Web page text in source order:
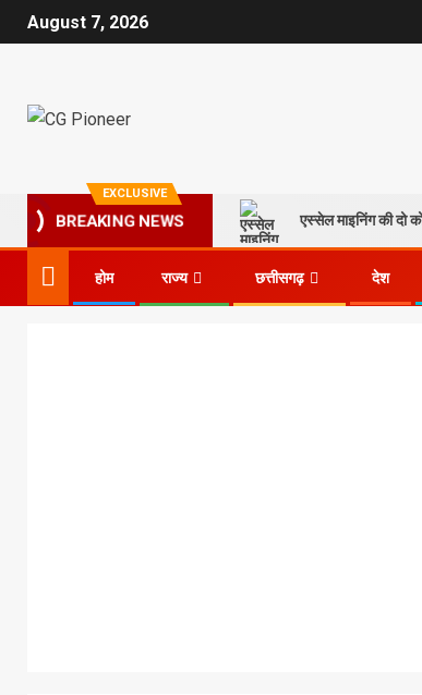
August 7, 2026
EXCLUSIVE
BREAKING NEWS एस्सेल माइनिंग की दो
होम राज्य छत्तीसगढ़ देश